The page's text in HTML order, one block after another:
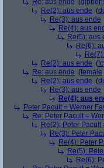
Re: aus ende (
Re(2): aus ende (
Re(3): aus ende
Re(4): aus
Re(5): aus
Re(6):
Re(2): aus ende (
Re: aus ende (female
Re(2): aus ende (
Re(3): aus ende
Re(4): aus
Peter Pacult = Werner
Re: Peter Pacult =
Re(2): Peter Pacult
Re(3): Peter
Re(4): Peter
Re(5):
Re(6):